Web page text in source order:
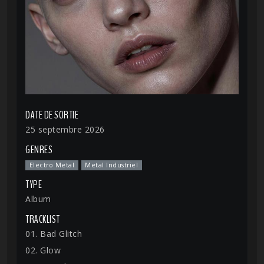
DATE DE SORTIE
25 septembre 2026
GENRES
Electro Metal Metal Industriel
TYPE
Album
TRACKLIST
01. Bad Glitch
02. Glow